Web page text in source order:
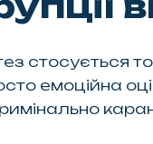
стосується
емоційна